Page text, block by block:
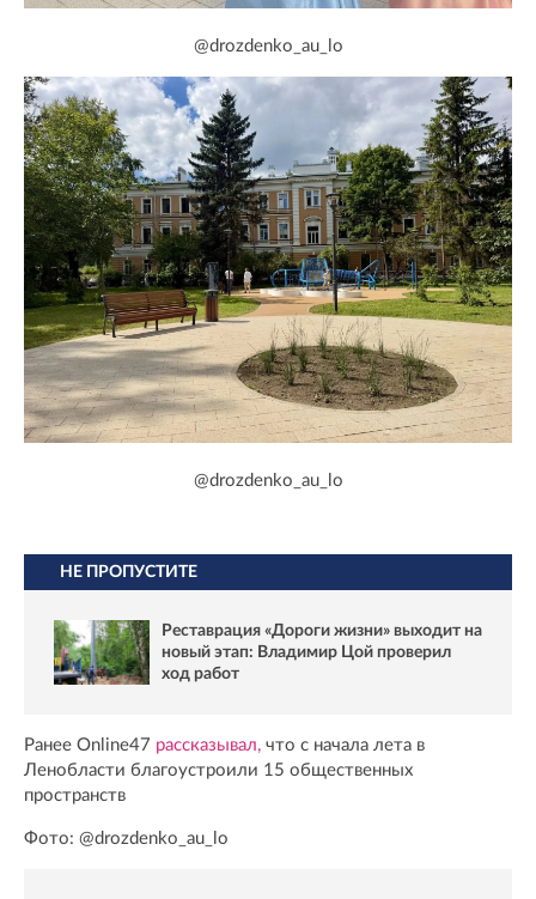
@drozdenko_au_lo
@drozdenko_au_lo
НЕ ПРОПУСТИТЕ
Реставрация «Дороги жизни» выходит на
новый этап: Владимир Цой проверил
ход работ
Ранее Online47 рассказывал, что с начала лета в
Ленобласти благоустроили 15 общественных
пространств
Фото: @drozdenko_au_lo